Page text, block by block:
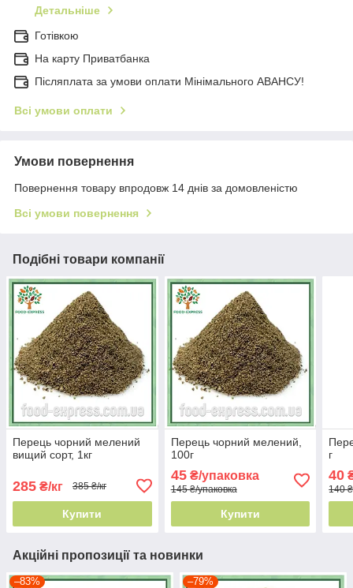
Детальніше
Готівкою
На карту Приватбанка
Післяплата за умови оплати Мінімального АВАНСУ!
Всі умови оплати
Умови повернення
Повернення товару впродовж 14 днів за домовленістю
Всі умови повернення
Подібні товари компанії
Перець чорний мелений
вищий сорт, 1кг
285 ₴/кг 385 ₴/кг
Купити
Перець чорний мелений,
100г
45₴/упаковка
145 ₴/упаковка
Купити
г
40
140
Акційні пропозиції та новинки
–83% –79%